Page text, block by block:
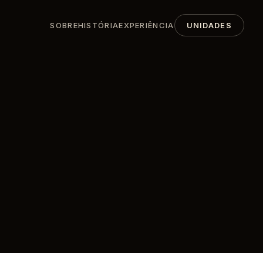
SOBREHISTÓRIAEXPERIÊNCIA UNIDADES